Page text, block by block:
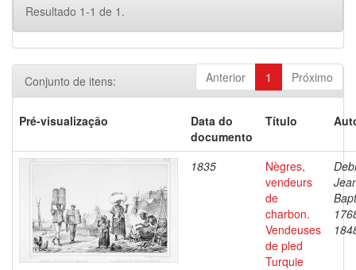
Resultado 1-1 de 1.
Anterior 1 Próximo
Conjunto de itens:
Pré-visualização
Data do
documento
Título
1835
Nègres,
vendeurs
de
charbon.
Vendeuses
de pled
Turquie